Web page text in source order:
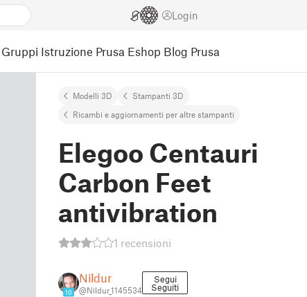
Login
Gruppi Istruzione Prusa Eshop Blog Prusa
Modelli 3D
Stampanti 3D
Ricambi e aggiornamenti per altre stampanti
Elegoo Centauri
Carbon Feet
antivibration
1 recensioni
10
Nildur
@Nildur_1145534
Segui
Seguiti